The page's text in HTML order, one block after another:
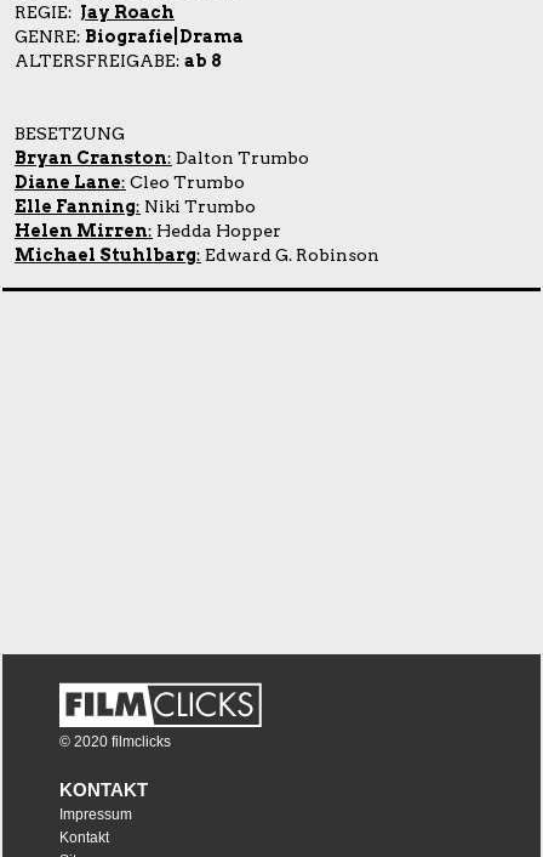
REGIE: Jay Roach
GENRE: Biografie|Drama
ALTERSFREIGABE: ab 8
BESETZUNG
Bryan Cranston: Dalton Trumbo
Diane Lane: Cleo Trumbo
Elle Fanning: Niki Trumbo
Helen Mirren: Hedda Hopper
Michael Stuhlbarg: Edward G. Robinson
© 2020 filmclicks
KONTAKT
Impressum
Kontakt